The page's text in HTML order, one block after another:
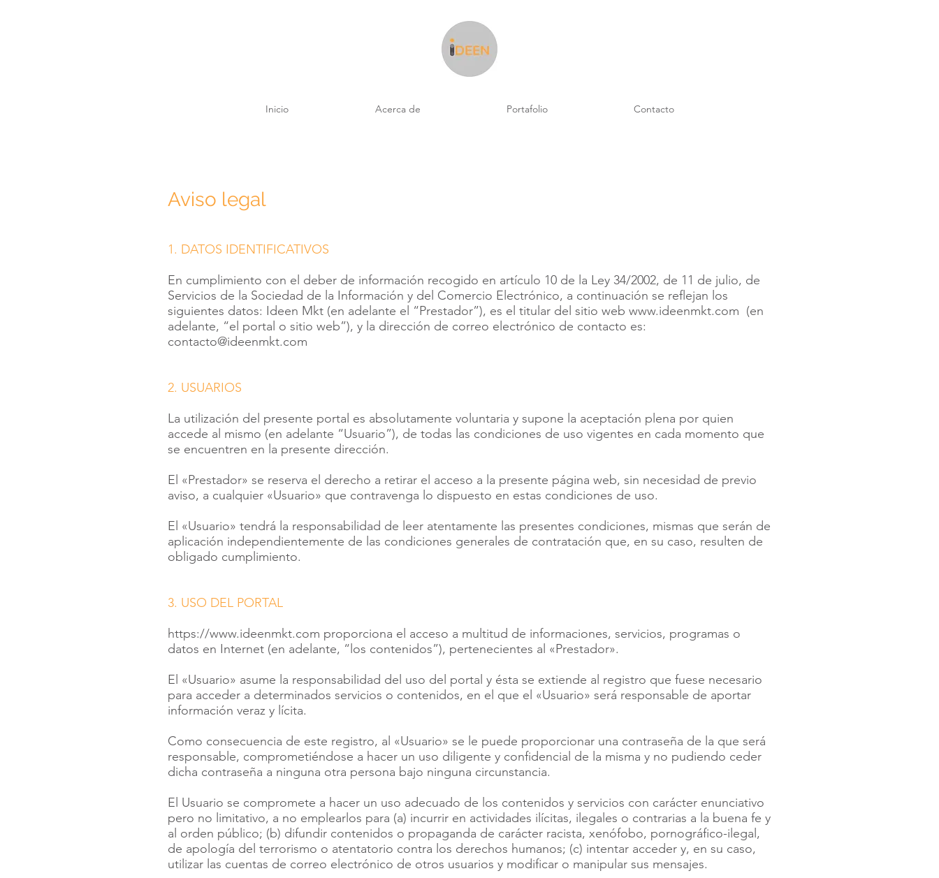
Inicio Acerca de Portafolio Contacto
Aviso legal
1. DATOS IDENTIFICATIVOS
En cumplimiento con el deber de información recogido en artículo 10 de la Ley 34/2002, de 11 de julio, de
Servicios de la Sociedad de la Información y del Comercio Electrónico, a continuación se reflejan los
siguientes datos: Ideen Mkt (en adelante el “Prestador”), es el titular del sitio web www.ideenmkt.com (en
adelante, “el portal o sitio web”), y la dirección de correo electrónico de contacto es:
contacto@ideenmkt.com
2. USUARIOS
La utilización del presente portal es absolutamente voluntaria y supone la aceptación plena por quien
accede al mismo (en adelante “Usuario”), de todas las condiciones de uso vigentes en cada momento que
se encuentren en la presente dirección.
El «Prestador» se reserva el derecho a retirar el acceso a la presente página web, sin necesidad de previo
aviso, a cualquier «Usuario» que contravenga lo dispuesto en estas condiciones de uso.
El «Usuario» tendrá la responsabilidad de leer atentamente las presentes condiciones, mismas que serán de
aplicación independientemente de las condiciones generales de contratación que, en su caso, resulten de
obligado cumplimiento.
3. USO DEL PORTAL
https://www.ideenmkt.com proporciona el acceso a multitud de informaciones, servicios, programas o
datos en Internet (en adelante, “los contenidos”), pertenecientes al «Prestador».
El «Usuario» asume la responsabilidad del uso del portal y ésta se extiende al registro que fuese necesario
para acceder a determinados servicios o contenidos, en el que el «Usuario» será responsable de aportar
información veraz y lícita.
Como consecuencia de este registro, al «Usuario» se le puede proporcionar una contraseña de la que será
responsable, comprometiéndose a hacer un uso diligente y confidencial de la misma y no pudiendo ceder
dicha contraseña a ninguna otra persona bajo ninguna circunstancia.
El Usuario se compromete a hacer un uso adecuado de los contenidos y servicios con carácter enunciativo
pero no limitativo, a no emplearlos para (a) incurrir en actividades ilícitas, ilegales o contrarias a la buena fe y
al orden público; (b) difundir contenidos o propaganda de carácter racista, xenófobo, pornográfico-ilegal,
de apología del terrorismo o atentatorio contra los derechos humanos; (c) intentar acceder y, en su caso,
utilizar las cuentas de correo electrónico de otros usuarios y modificar o manipular sus mensajes.